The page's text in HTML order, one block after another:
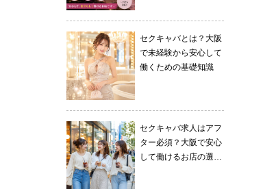
セクキャバとは？大阪
で未経験から安心して
働くための基礎知識
セクキャバ求人はアフ
ター必須？大阪で安心
して働けるお店の選び